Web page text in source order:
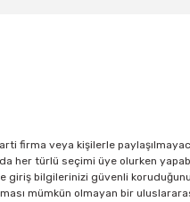
firma veya kişilerle
her türlü seçimi üye olurken
bilgilerinizi güvenli
mümkün olmayan bir